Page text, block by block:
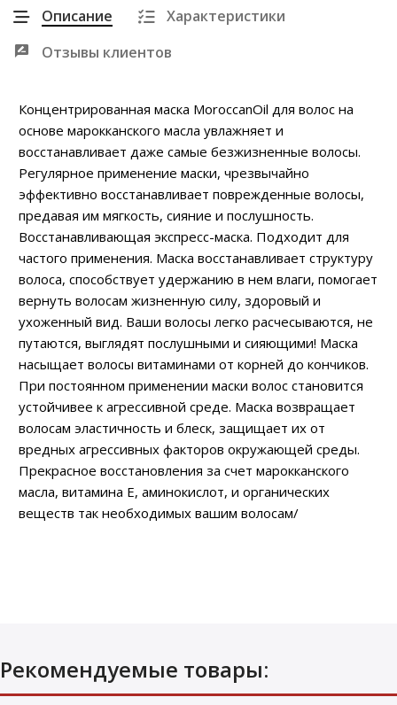
Описание
Характеристики
Отзывы клиентов
Концентрированная маска MoroccanOil для волос на
основе марокканского масла увлажняет и
восстанавливает даже самые безжизненные волосы.
Регулярное применение маски, чрезвычайно
эффективно восстанавливает поврежденные волосы,
предавая им мягкость, сияние и послушность.
Восстанавливающая экспресс-маска. Подходит для
частого применения. Маска восстанавливает структуру
волоса, способствует удержанию в нем влаги, помогает
вернуть волосам жизненную силу, здоровый и
ухоженный вид. Ваши волосы легко расчесываются, не
путаются, выглядят послушными и сияющими! Маска
насыщает волосы витаминами от корней до кончиков.
При постоянном применении маски волос становится
устойчивее к агрессивной среде. Маска возвращает
волосам эластичность и блеск, защищает их от
вредных агрессивных факторов окружающей среды.
Прекрасное восстановления за счет марокканского
масла, витамина Е, аминокислот, и органических
веществ так необходимых вашим волосам/
Рекомендуемые товары: